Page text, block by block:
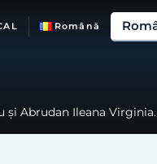
Română
și Abrudan Ileana Virginia.